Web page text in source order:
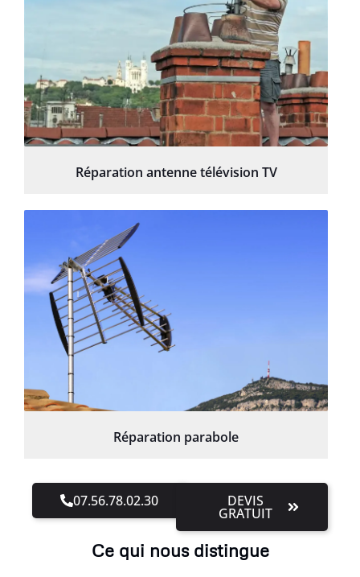
Réparation antenne télévision TV
Réparation parabole
07.56.78.02.30 DEVIS
GRATUIT
Ce qui nous distingue